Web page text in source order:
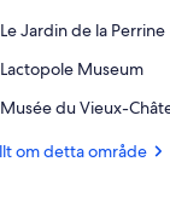
Le Jardin de la Perrine
Place,
Jardin
la
Lactopole Museum
Place,
Museum
Musée du Vieux-
Place,
duom detta område